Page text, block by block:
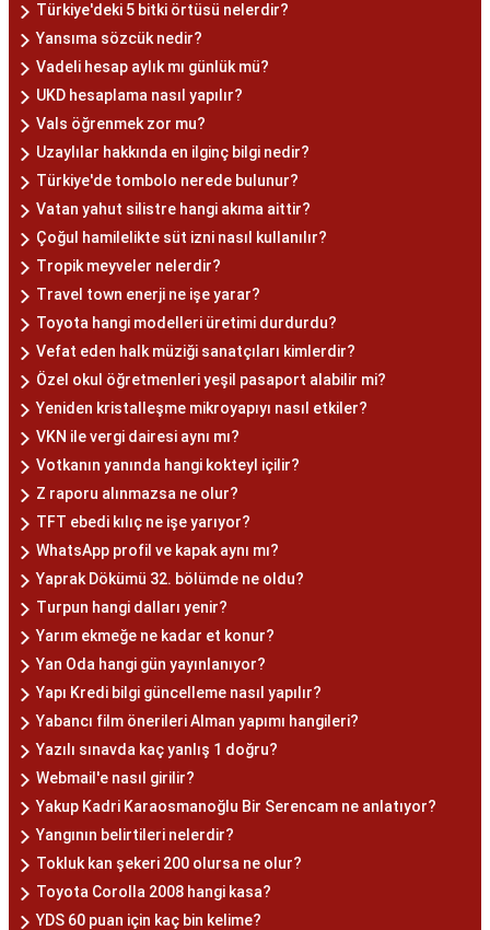
Türkiye'deki 5 bitki örtüsü nelerdir?
Yansıma sözcük nedir?
Vadeli hesap aylık mı günlük mü?
UKD hesaplama nasıl yapılır?
Vals öğrenmek zor mu?
Uzaylılar hakkında en ilginç bilgi nedir?
Türkiye'de tombolo nerede bulunur?
Vatan yahut silistre hangi akıma aittir?
Çoğul hamilelikte süt izni nasıl kullanılır?
Tropik meyveler nelerdir?
Travel town enerji ne işe yarar?
Toyota hangi modelleri üretimi durdurdu?
Vefat eden halk müziği sanatçıları kimlerdir?
Özel okul öğretmenleri yeşil pasaport alabilir mi?
Yeniden kristalleşme mikroyapıyı nasıl etkiler?
VKN ile vergi dairesi aynı mı?
Votkanın yanında hangi kokteyl içilir?
Z raporu alınmazsa ne olur?
TFT ebedi kılıç ne işe yarıyor?
WhatsApp profil ve kapak aynı mı?
Yaprak Dökümü 32. bölümde ne oldu?
Turpun hangi dalları yenir?
Yarım ekmeğe ne kadar et konur?
Yan Oda hangi gün yayınlanıyor?
Yapı Kredi bilgi güncelleme nasıl yapılır?
Yabancı film önerileri Alman yapımı hangileri?
Yazılı sınavda kaç yanlış 1 doğru?
Webmail'e nasıl girilir?
Yakup Kadri Karaosmanoğlu Bir Serencam ne anlatıyor?
Yangının belirtileri nelerdir?
Tokluk kan şekeri 200 olursa ne olur?
Toyota Corolla 2008 hangi kasa?
YDS 60 puan için kaç bin kelime?